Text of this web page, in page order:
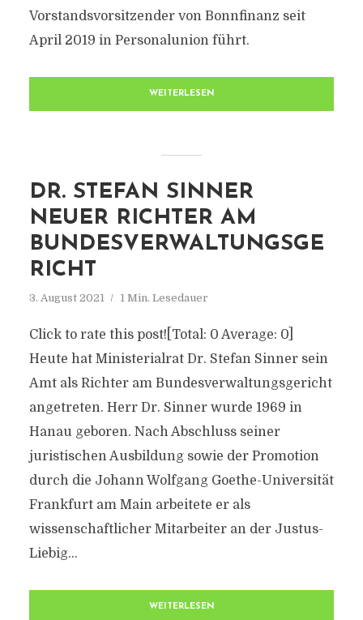
Vorstandsvorsitzender von Bonnfinanz seit
April 2019 in Personalunion führt.
WEITERLESEN
DR. STEFAN SINNER
NEUER RICHTER AM
BUNDESVERWALTUNGSGE
RICHT
3. August 2021 1 Min. Lesedauer
Click to rate this post![Total: 0 Average: 0]
Heute hat Ministerialrat Dr. Stefan Sinner sein
Amt als Richter am Bundesverwaltungsgericht
angetreten. Herr Dr. Sinner wurde 1969 in
Hanau geboren. Nach Abschluss seiner
juristischen Ausbildung sowie der Promotion
durch die Johann Wolfgang Goethe-Universität
Frankfurt am Main arbeitete er als
wissenschaftlicher Mitarbeiter an der Justus-
Liebig...
WEITERLESEN